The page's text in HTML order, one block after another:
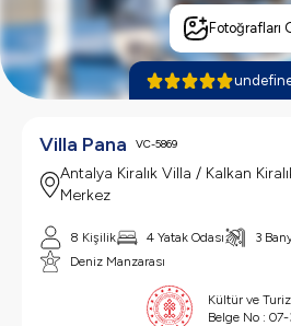
Fotoğrafları
Villa Pana VC-5869
Antalya Kiralık Villa / Kalkan
Merkez
8 Kişilik 4 Yatak Odası 3
Deniz Manzarası
Kültür ve
Belge No : 07-